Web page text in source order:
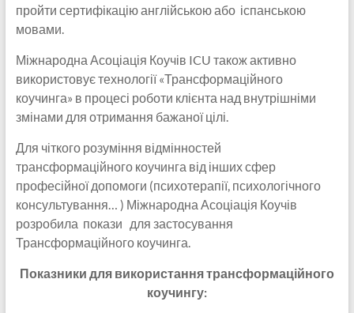
пройти сертифікацію англійською або іспанською
мовами.
Міжнародна Асоціація Коучів ICU також активно
використовує технології «Трансформаційного
коучинга» в процесі роботи клієнта над внутрішніми
змінами для отримання бажаної цілі.
Для чіткого розуміння відмінностей
трансформаційного коучинга від інших сфер
професійної допомоги (психотерапії, психологічного
консультування… ) Міжнародна Асоціація Коучів
розробила покази для застосування
Трансформаційного коучинга.
Показники для використання трансформаційного
коучингу: